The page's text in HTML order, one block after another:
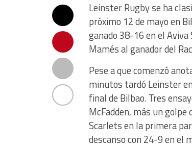
Leinster Rugby se ha
próximo 12 de mayo en
ganado 38-16 en el
Mamés al ganador del
Pese a que comenzó
minutos tardó Leinster
final de Bilbao. Tres
McFadden, más un
Scarlets en la primera
descanso con 24-9 en el